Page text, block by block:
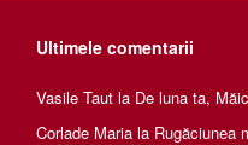
Ultimele comentarii
Vasile Taut la De luna ta,
Corlade Maria la Rugăciunea